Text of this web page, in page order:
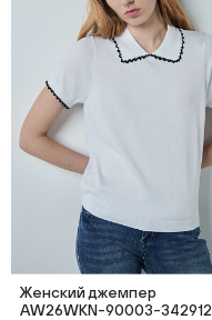
Женский джемпер
AW26WKN-90003-342912